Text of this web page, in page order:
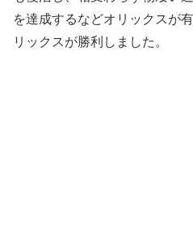
を達成するなどオリックスが
リックスが勝利しました。